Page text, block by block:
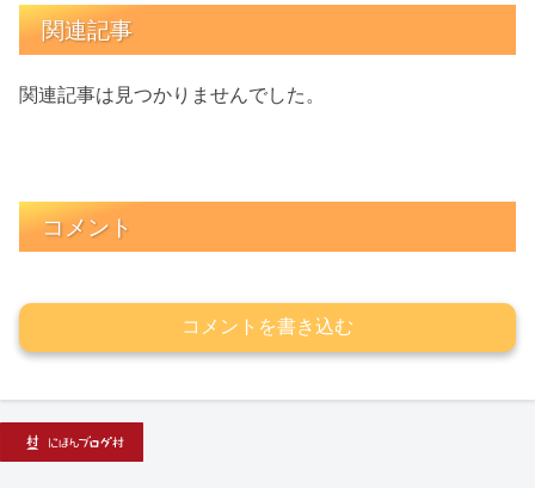
関連記事
関連記事は見つかりませんでした。
コメント
コメントを書き込む